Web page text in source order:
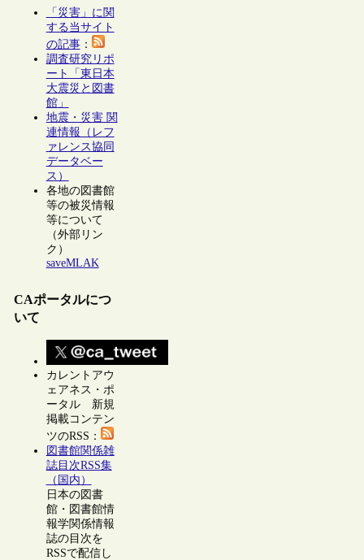
「災害」に関
する当サイト
の記事：
調査研究リポ
ート「東日本
大震災と図書
館」
地震・災害 関
連情報（レフ
ァレンス協同
データベー
ス）
各地の図書館
等の被災情報
等について
（外部リン
ク）
saveMLAK
CAポータルにつ
いて
カレントアウ
ェアネス・ポ
ータル 新規
掲載コンテン
ツのRSS：
図書館関係雑
誌目次RSS集
（国内）
日本の図書
館・図書館情
報学関係情報
誌の目次を
RSSで配信し